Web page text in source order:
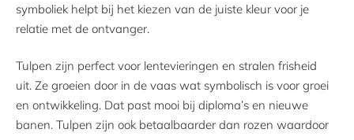
symboliek helpt bij het kiezen van de juiste kleur voor je
relatie met de ontvanger.
Tulpen zijn perfect voor lentevieringen en stralen frisheid
uit. Ze groeien door in de vaas wat symbolisch is voor groei
en ontwikkeling. Dat past mooi bij diploma’s en nieuwe
banen. Tulpen zijn ook betaalbaarder dan rozen waardoor